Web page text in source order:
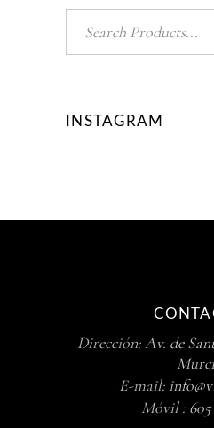
INSTAGRAM
Dirección:Av. de
E-mail:
Móvil : 605